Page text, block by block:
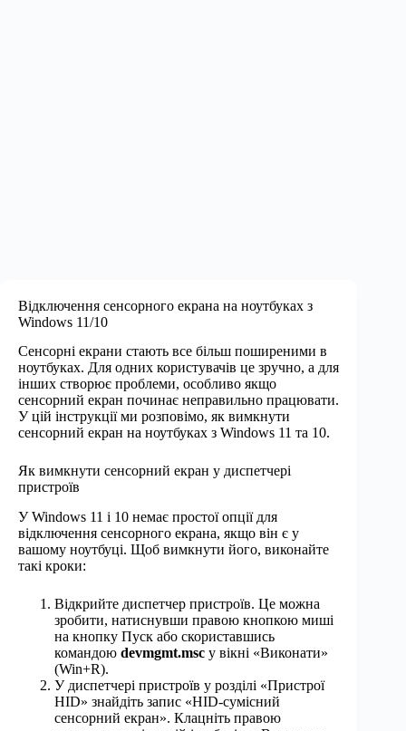
Відключення сенсорного екрана на ноутбуках з
Windows 11/10
Сенсорні екрани стають все більш поширеними в
ноутбуках. Для одних користувачів це зручно, а для
інших створює проблеми, особливо якщо
сенсорний екран починає неправильно працювати.
У цій інструкції ми розповімо, як вимкнути
сенсорний екран на ноутбуках з Windows 11 та 10.
Як вимкнути сенсорний екран у диспетчері
пристроїв
У Windows 11 і 10 немає простої опції для
відключення сенсорного екрана, якщо він є у
вашому ноутбуці. Щоб вимкнути його, виконайте
такі кроки:
Відкрийте диспетчер пристроїв. Це можна
зробити, натиснувши правою кнопкою миші
на кнопку Пуск або скориставшись
командою devmgmt.msc у вікні «Виконати»
(Win+R).
У диспетчері пристроїв у розділі «Пристрої
HID» знайдіть запис «HID-сумісний
сенсорний екран». Клацніть правою